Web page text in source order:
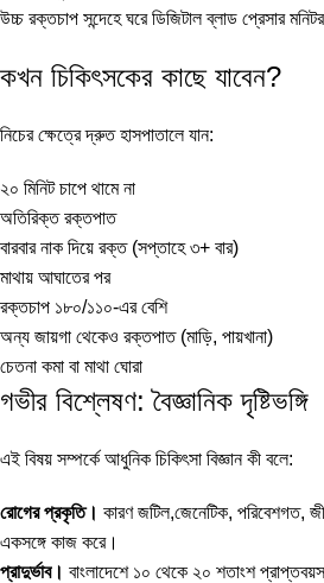
উচ্চ রক্তচাপ সন্দেহে ঘরেডিজিটাল ব্লাড প্রেসার মনিটর
কখন চিকিৎসকের কাছে যাবেন?
নিচের ক্ষেত্রে দ্রুত হাসপাতালে যান:
২০ মিনিট চাপে থামে না
অতিরিক্ত রক্তপাত
বারবার নাক দিয়ে রক্ত (সপ্তাহে ৩+ বার)
মাথায় আঘাতের পর
রক্তচাপ ১৮০/১১০-এর বেশি
অন্য জায়গা থেকেও রক্তপাত (মাড়ি, পায়খানা)
চেতনা কমা বা মাথা ঘোরা
গভীর বিশ্লেষণ: বৈজ্ঞানিক দৃষ্টিভঙ্গি
এই বিষয় সম্পর্কে আধুনিক চিকিৎসা বিজ্ঞান কী বলে:
রোগের প্রকৃতি। কারণ জটিল,জেনেটিক, পরিবেশগত,
একসঙ্গে কাজ করে।
প্রাদুর্ভাব। বাংলাদেশে ১০ থেকে ২০ শতাংশ